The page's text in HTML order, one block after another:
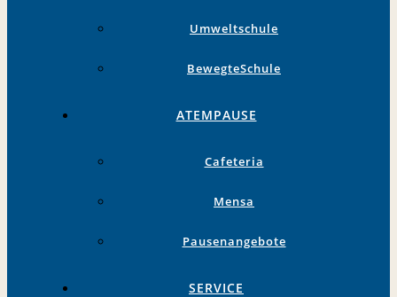
Umweltschule
BewegteSchule
ATEMPAUSE
Cafeteria
Mensa
Pausenangebote
SERVICE